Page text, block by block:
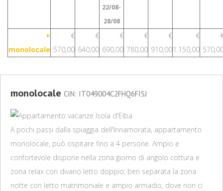
22/08-
28/08
+
monolocale
€
570,00
€
640,00
€
690,00
€
780,00
€
910,00
€
1.150,00
monolocale CIN: IT049004C2FHQ6FISJ
A pochi passi dalla spiaggia dell'Innamorata, appartamento
monolocale, può ospitare fino a 4 persone. Ampio e
confortevole dispone nella zona giorno di angolo cottura e
zona relax con divano letto doppio; ben separata la zona
notte con letto matrimoniale e ampio armadio, dove non ci